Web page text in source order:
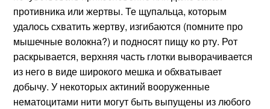
противника или жертвы. Те щупальца, которым
удалось схватить жертву, изгибаются (помните про
мышечные волокна?) и подносят пищу ко рту. Рот
раскрывается, верхняя часть глотки выворачивается
из него в виде широкого мешка и обхватывает
добычу. У некоторых актиний вооруженные
нематоцитами нити могут быть выпущены из любого